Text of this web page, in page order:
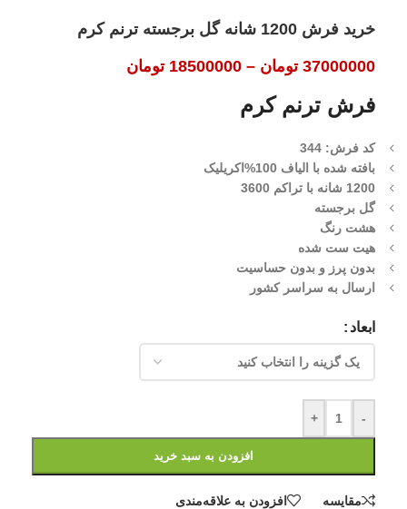
خرید فرش 1200 شانه گل برجسته ترنم کرم
37000000 تومان –
18500000 تومان
فرش ترنم کرم
کد فرش: 344
بافته شده با الیاف 100%اکریلیک
1200 شانه با تراکم 3600
گل برجسته
هشت رنگ
هیت ست شده
بدون پرز و بدون حساسیت
ارسال به سراسر کشور
ابعاد
-
+
افزودن به سبد خرید
مقایسه افزودن به علاقه‌مندی